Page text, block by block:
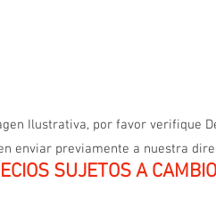
Ilustrativa, por favor verifique
enviar previamente a nuestra
SUJETOS A